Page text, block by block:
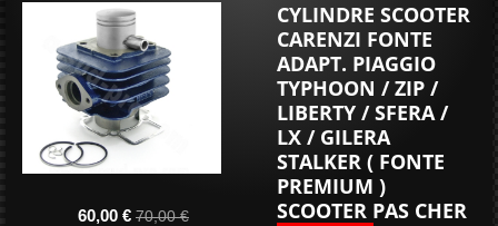
CYLINDRE SCOOTER
CARENZI FONTE
ADAPT. PIAGGIO
TYPHOON / ZIP /
LIBERTY / SFERA /
LX / GILERA
STALKER ( FONTE
PREMIUM )
SCOOTER PAS CHER
60,00 € 70,00 €